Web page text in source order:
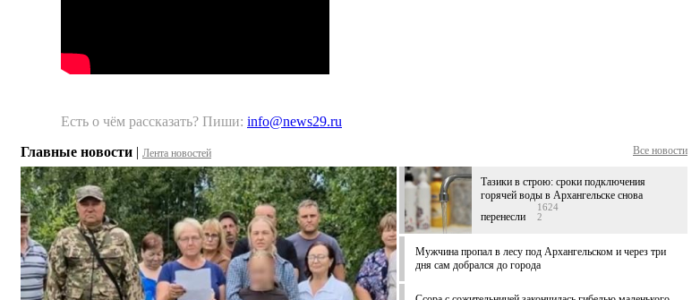
Есть о чём рассказать? Пиши: info@news29.ru
Главные новости | Лента новостей Все новости
Тазики в строю: сроки подключения
горячей воды в Архангельске снова
перенесли
1624
2
Мужчина пропал в лесу под Архангельском и через три
дня сам добрался до города